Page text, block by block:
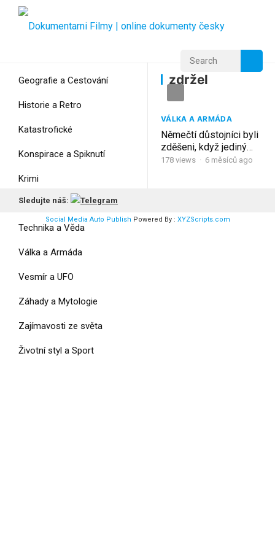
Geografie a Cestování
Historie a Retro
Katastrofické
Konspirace a Spiknutí
Krimi
Myšlení
Technika a Věda
Válka a Armáda
Vesmír a UFO
Záhady a Mytologie
Zajímavosti ze světa
Životní styl a Sport
zdržel
zdržel
VÁLKA A ARMÁDA
Němečtí důstojníci byli
zděšeni, když jediný
KV-1 zdržel celý pluk
178 views · 6 měsíců ago
Sledujte náš:
Social Media Auto Publish Powered By : XYZScripts.com